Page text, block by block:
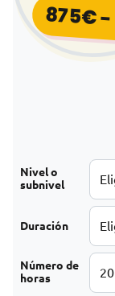
875€-
Nivel o
subnivel
Duración
Número de
horas